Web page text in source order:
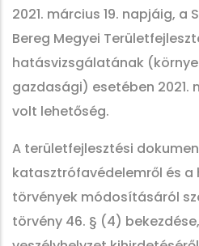
2021. március 19. napjáig,
Bereg Megyei
hatásvizsgálatának
gazdasági) esetében 2021.
volt lehetőség.
A területfejlesztési
katasztrófavédelemről és a
törvények módosításáról
törvény 46. § (4)